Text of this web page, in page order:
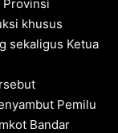
Provinsi
khusus
sekaligus Ketua
Pemilu
Bandar